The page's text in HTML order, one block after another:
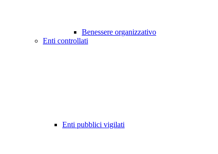
Benessere organizzativo
Enti controllati
Enti pubblici vigilati